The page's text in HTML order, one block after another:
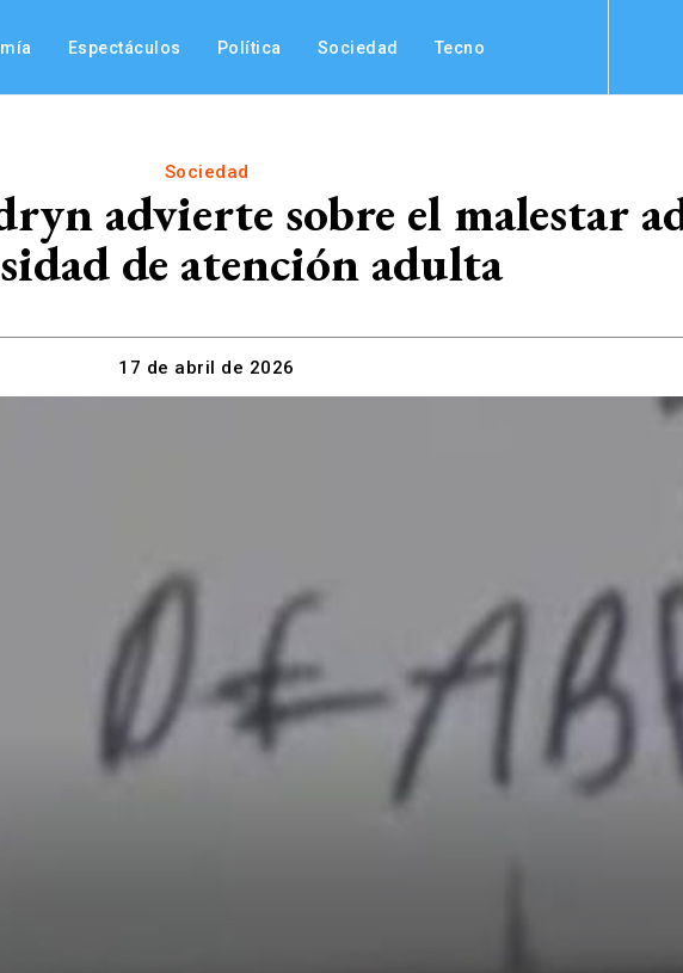
Espectáculos Política Sociedad Tecno
Sociedad
advierte sobre el malestar
de atención adulta
17 de abril de 2026